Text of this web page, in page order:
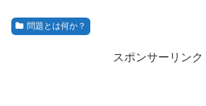
問題とは何か？
スポンサーリンク